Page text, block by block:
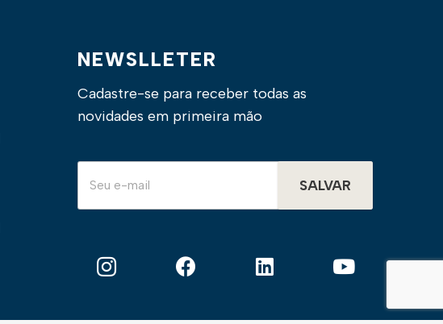
NEWSLLETER
Cadastre-se para receber todas as
novidades em primeira mão
SALVAR